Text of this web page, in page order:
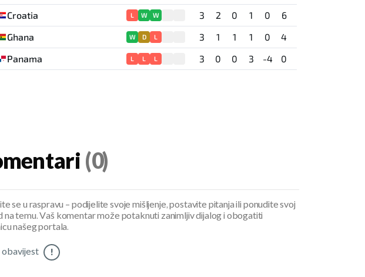
Croatia L W W 3 2 0 1 0
6
Ghana W D L 3 1 1 1 0
4
Panama L L L 3 0 0 3 -4 0
(0)
se u raspravu – podijelite svoje mišljenje, postavite pitanja ili ponudite svoj
na temu. Vaš komentar može potaknuti zanimljiv dijalog i obogatiti
našeg portala.
obavijest !